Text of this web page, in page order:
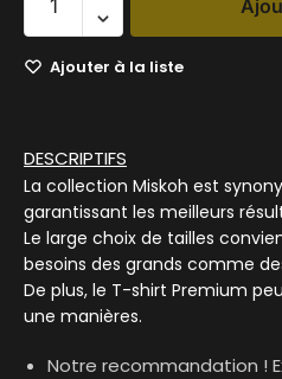
Ajouter à la liste
DESCRIPTIFS
La collection Miskoh est
garantissant les meilleurs
Le large choix de tailles
besoins des grands comme
De plus, le T-shirt Premium
une manières.
Notre recommandation !